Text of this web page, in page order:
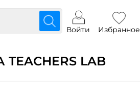
Войти Избранное
LAB